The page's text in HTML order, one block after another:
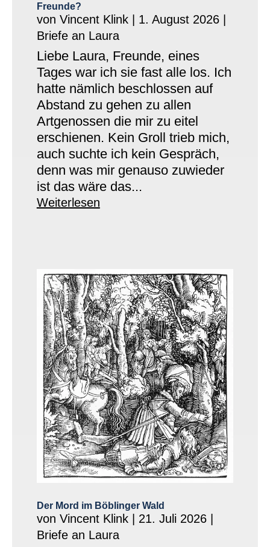
Freunde?
von Vincent Klink| 1. August 2026|
Briefe an Laura
Liebe Laura, Freunde, eines
Tages war ich sie fast alle los. Ich
hatte nämlich beschlossen auf
Abstand zu gehen zu allen
Artgenossen die mir zu eitel
erschienen. Kein Groll trieb mich,
auch suchte ich kein Gespräch,
denn was mir genauso zuwieder
ist das wäre das...
Weiterlesen
Der Mord im Böblinger Wald
von Vincent Klink| 21. Juli 2026|
Briefe an Laura